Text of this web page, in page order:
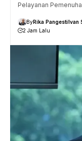
Pelayanan
ByRika PangestiIvan
2 Jam Lalu